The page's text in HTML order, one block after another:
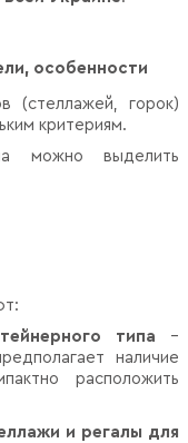
особенности
(стеллажей, горок)
критериям.
можно выделить
типа –
наличие
расположить
и регалы для